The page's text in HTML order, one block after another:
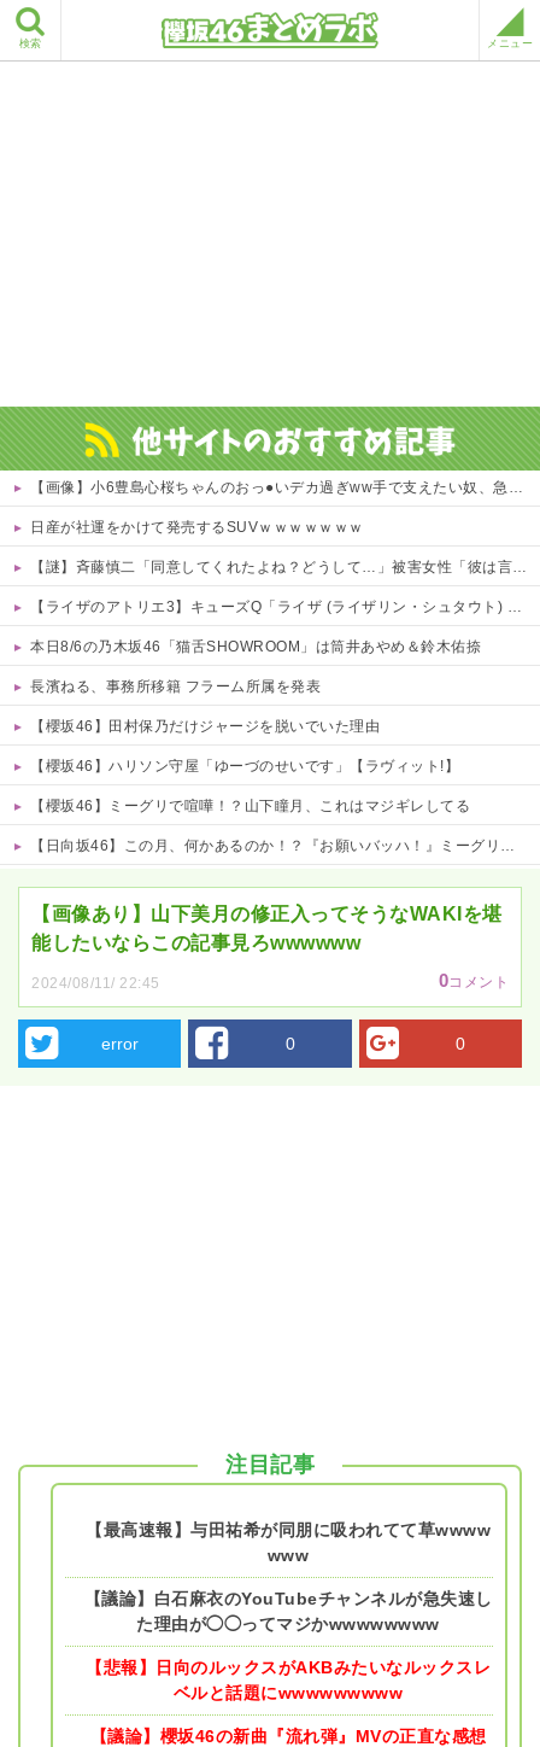
検索 メニュー
【画像】小6豊島心桜ちゃんのおっ●いデカ過ぎww手で支えたい奴、急げｗｗｗｗ 他
日産が社運をかけて発売するSUVｗｗｗｗｗｗｗ
【謎】斉藤慎二「同意してくれたよね？どうして…」被害女性「彼は言葉が通じないモンスター」
【ライザのアトリエ3】キューズQ「ライザ (ライザリン・シュタウト) ウェディングStyle」フィギュア【予約開始】
本日8/6の乃木坂46「猫舌SHOWROOM」は筒井あやめ＆鈴木佑捺
長濱ねる、事務所移籍 フラーム所属を発表
【櫻坂46】田村保乃だけジャージを脱いでいた理由
【櫻坂46】ハリソン守屋「ゆーづのせいです」【ラヴィット!】
【櫻坂46】ミーグリで喧嘩！？山下瞳月、これはマジギレしてる
【日向坂46】この月、何かあるのか！？『お願いバッハ！』ミーグリ日程がこちら
【画像あり】山下美月の修正入ってそうなWAKIを堪
能したいならこの記事見ろwwwwww
2024/08/11/ 22:45 0コメント
error 0 0
注目記事
【最高速報】与田祐希が同朋に吸われてて草wwww
www
【議論】白石麻衣のYouTubeチャンネルが急失速し
た理由が◯◯ってマジかwwwwwwww
【悲報】日向のルックスがAKBみたいなルックスレ
ベルと話題にwwwwwwwww
【議論】櫻坂46の新曲『流れ弾』MVの正直な感想